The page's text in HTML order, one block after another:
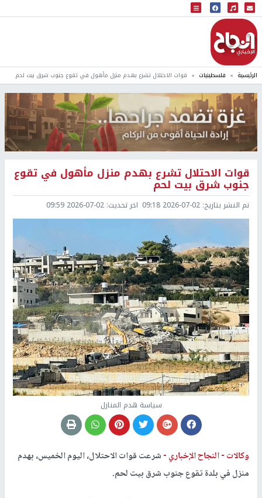
البث المباشر
إذاعة النجاح
الرئيسية فلسطينيات قوات الاحتلال تشرع بهدم منزل مأهول في تقوع جنوب شرق بيت لحم
قوات الاحتلال تشرع بهدم منزل مأهول في تقوع
جنوب شرق بيت لحم
تم النشر بتاريخ: 2026-07-02 09:18 اخر تحديث: 2026-07-02 09:59
سياسة هدم المنازل
وكالات -النجاح الإخباري -شرعت قوات الاحتلال، اليوم الخميس، بهدم
منزل في بلدة تقوع جنوب شرق بيت لحم.